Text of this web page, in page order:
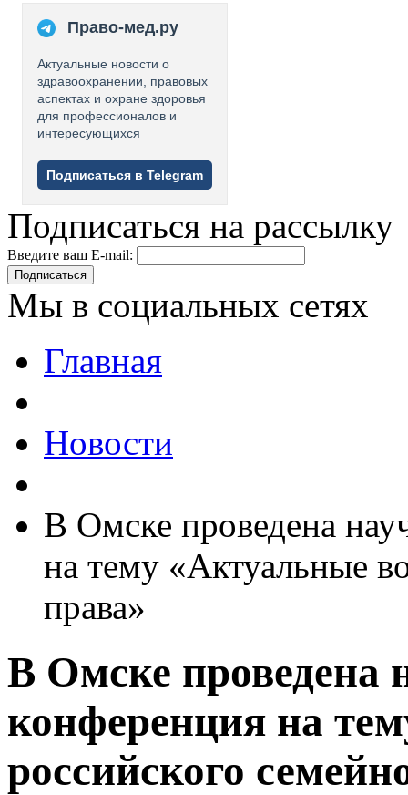
Право-мед.ру
Актуальные новости о
здравоохранении, правовых
аспектах и охране здоровья
для профессионалов и
интересующихся
Подписаться в Telegram
Подписаться на рассылку
Введите ваш E-mail:
Подписаться
Мы в социальных сетях
Главная
Новости
В Омске проведена
на тему «Актуальные
права»
В Омске проведена
конференция на
российского